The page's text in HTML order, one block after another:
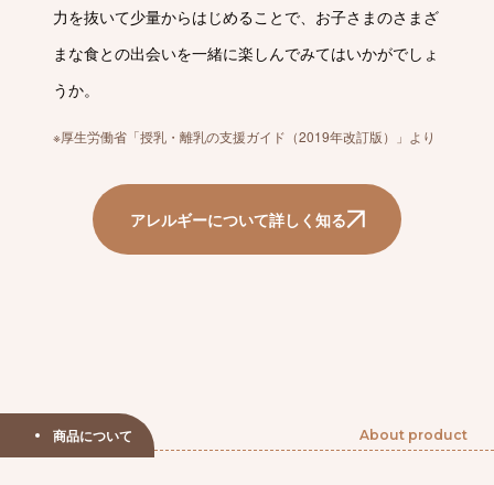
力を抜いて少量からはじめることで、お子さまのさまざ
まな食との出会いを一緒に楽しんでみてはいかがでしょ
うか。
※厚生労働省「授乳・離乳の支援ガイド（2019年改訂版）」より
アレルギーについて詳しく知る
商品について About product